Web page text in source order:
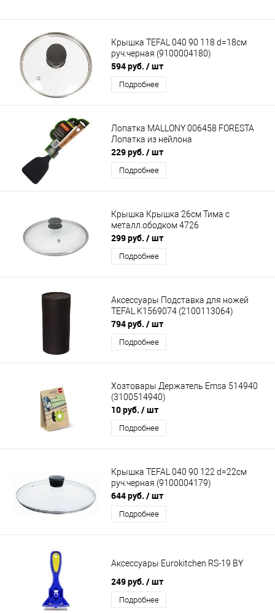
Крышка TEFAL 040 90 118 d=18см
руч.черная (9100004180)
594 руб. / шт
Подробнее
Лопатка MALLONY 006458 FORESTA
Лопатка из нейлона
229 руб. / шт
Подробнее
Крышка Крышка 26см Тима с
металл.ободком 4726
299 руб. / шт
Подробнее
Аксессуары Подставка для ножей
TEFAL K1569074 (2100113064)
794 руб. / шт
Подробнее
Хозтовары Держатель Emsa 514940
(3100514940)
10 руб. / шт
Подробнее
Крышка TEFAL 040 90 122 d=22см
руч.черная (9100004179)
644 руб. / шт
Подробнее
Аксессуары Eurokitchen RS-19 BY
249 руб. / шт
Подробнее